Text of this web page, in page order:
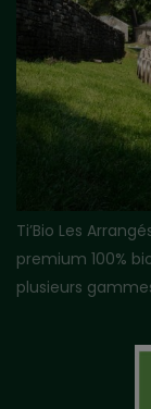
Ti’Bio Les
premium 100%
plusieurs